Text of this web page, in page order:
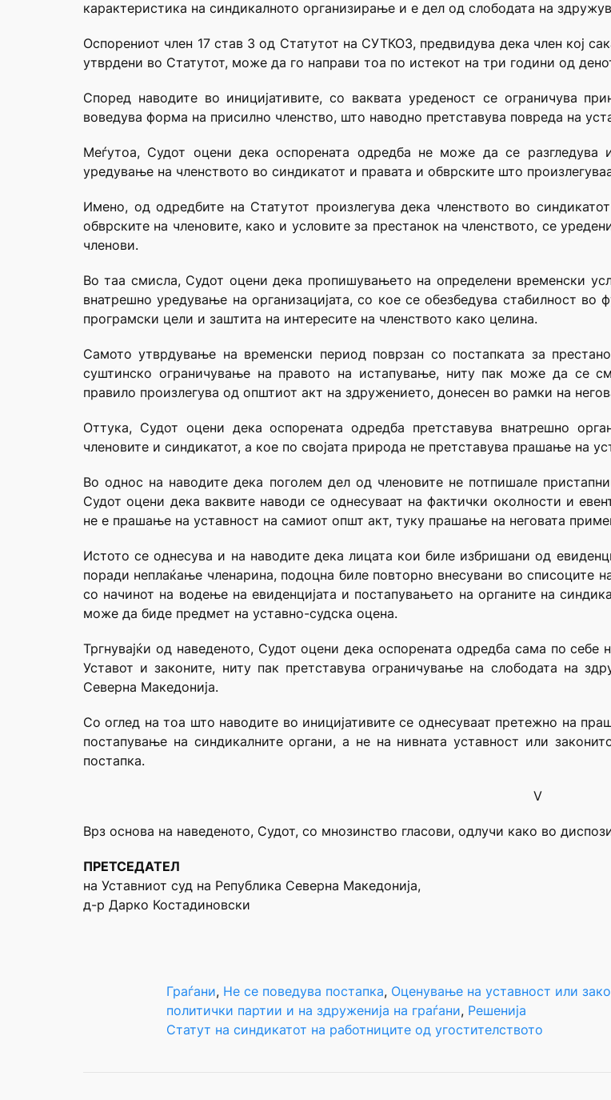
карактеристика на синдикалното организирање и е дел од слободата на
Оспорениот член 17 став 3 од Статутот на СУТКОЗ, предвидува дека член кој
утврдени во Статутот, може да го направи тоа по истекот на три години од
Според наводите во иницијативите, со ваквата уреденост се ограничува
воведува форма на присилно членство, што наводно претставува повреда на
Меѓутоа, Судот оцени дека оспорената одредба не може да се разгледува
уредување на членството во синдикатот и правата и обврските што
Имено, од одредбите на Статутот произлегува дека членството во
обврските на членовите, како и условите за престанок на членството, се
членови.
Во таа смисла, Судот оцени дека пропишувањето на определени временски
внатрешно уредување на организацијата, со кое се обезбедува стабилност
програмски цели и заштита на интересите на членството како целина.
Самото утврдување на временски период поврзан со постапката за
суштинско ограничување на правото на истапување, ниту пак може да се
правило произлегува од општиот акт на здружението, донесен во рамки на
Оттука, Судот оцени дека оспорената одредба претставува внатрешно
членовите и синдикатот, а кое по својата природа не претставува прашање на
Во однос на наводите дека поголем дел од членовите не потпишале
Судот оцени дека ваквите наводи се однесуваат на фактички околности и
не е прашање на уставност на самиот општ акт, туку прашање на неговата
Истото се однесува и на наводите дека лицата кои биле избришани од
поради неплаќање членарина, подоцна биле повторно внесувани во списоците
со начинот на водење на евиденцијата и постапувањето на органите на
може да биде предмет на уставно-судска оцена.
Тргнувајќи од наведеното, Судот оцени дека оспорената одредба сама по себе
Уставот и законите, ниту пак претставува ограничување на слободата на
Северна Македонија.
Со оглед на тоа што наводите во иницијативите се однесуваат претежно на
постапување на синдикалните органи, а не на нивната уставност или
постапка.
V
Врз основа на наведеното, Судот, со мнозинство гласови, одлучи како во
ПРЕТСЕДАТЕЛ
на Уставниот суд на Република Северна Македонија,
д-р Дарко Костадиновски
Граѓани, Не се поведува постапка, Оценување на уставност или
политички партии и на здруженија на граѓани, Решенија
Статут на синдикатот на работниците од угостителството